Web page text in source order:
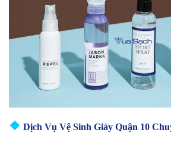
❖ Dịch Vụ Vệ Sinh Giày Quận 10